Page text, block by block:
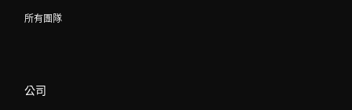
所有團隊
公司